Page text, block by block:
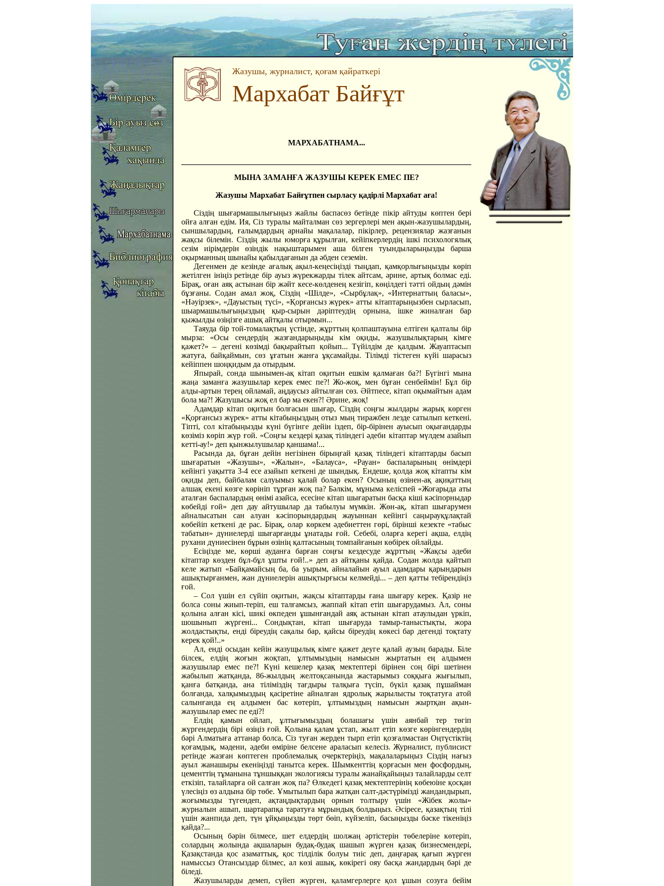
Жазушы, журналист, қоғам қайраткері
Мархабат Байғұт
МАРХАБАТНАМА...
МЫНА ЗАМАНҒА ЖАЗУШЫ КЕРЕК ЕМЕС ПЕ?
Жазушы Мархабат Байғұтпен сырласу қадірлі Мархабат аға!
Сіздің шығармашылығыңыз жайлы баспасөз бетінде пікір айтуды көптен бері
ойға алған едім. Ия, Сіз туралы майталман сөз зергерлері мен ақын-жазушылардың,
сыншылардың, ғалымдардың арнайы мақалалар, пікірлер, рецензиялар жазғанын
жақсы білемін. Сіздің жылы юморға құрылған, кейіпкерлердің ішкі психологялық
сезім иірімдерін өзіндік нақыштарымен аша білген туындыларыңызды барша
оқырманның шынайы қабылдағанын да әбден сеземін.
Дегенмен де кезінде ағалық ақыл-кеңесіңізді тыңдап, қамқорлығыңызды көріп
жетілген ініңіз ретінде бір ауыз жүрекжарды тілек айтсам, әрине, артық болмас еді.
Бірақ, оған аяқ астынан бір жәйт кесе-көлденең кезігіп, көңілдегі тәтті ойдың дәмін
бұзғаны. Содан амал жоқ, Сіздің «Шілде», «Сырбұлақ», «Интернаттың баласы»,
«Нәуірзек», «Дауыстың түсі», «Қорғансыз жүрек» атты кітаптарыңызбен сырласып,
шыармашылығыңыздың қыр-сырын дәріптеудің орнына, ішке жиналған бар
қыжылды өзіңізге ашық айтқалы отырмын...
Таяуда бір той-томалақтың үстінде, жұрттың қолпаштауына елтіген қалталы бір
мырза: «Осы сендердің жазғандарыңыды кім оқиды, жазушылықтарың кімге
қажет?» – дегені көзімді бақырайтып қойып... Түйілдім де қалдым. Жауаптасып
жатуға, байқаймын, сөз ұғатын жанға ұқсамайды. Тілімді тістеген күйі шарасыз
кейіппен шоңқидым да отырдым.
Япырай, сонда шынымен-ақ кітап оқитын ешкім қалмаған ба?! Бүгінгі мына
жаңа заманға жазушылар керек емес пе?! Жо-жоқ, мен бұған сенбеймін! Бұл бір
алды-артын терең ойламай, аңдаусыз айтылған сөз. Әйтпесе, кітап оқымайтын адам
бола ма?! Жазушысы жоқ ел бар ма екен?! Әрине, жоқ!
Адамдар кітап оқитын болғасын шығар, Сіздің соңғы жылдары жарық көрген
«Қорғансыз жүрек» атты кітабыңыздың отыз мың тиражбен лезде сатылып кеткені.
Тіпті, сол кітабыңызды күні бүгінге дейін іздеп, бір-бірінен ауысып оқығандарды
көзіміз көріп жүр ғой. «Соңғы кездері қазақ тіліндегі әдеби кітаптар мүлдем азайып
кетті-ау!» деп қынжылушылар қаншама!...
Расында да, бұған дейін негізінен бірыңғай қазақ тіліндегі кітаптарды басып
шығаратын «Жазушы», «Жалын», «Балауса», «Рауан» баспаларының өнімдері
кейінгі уақытта 3-4 есе азайып кеткені де шындық. Ендеше, қолда жоқ кітапты кім
оқиды деп, байбалам салуымыз қалай болар екен? Осының өзінен-ақ ақиқаттың
алшақ екені көзге көрініп тұрған жоқ па? Бәлкім, мұныма келіспей «Жоғарыда аты
аталған баспалардың өнімі азайса, есесіне кітап шығаратын басқа кіші кәсіпорныдар
көбейді ғой» деп дау айтушылар да табылуы мүмкін. Жөн-ақ, кітап шығарумен
айналысатын сан алуан кәсіпорындардың жауыннан кейінгі саңырауқұлақтай
көбейіп кеткені де рас. Бірақ, олар көркем әдебиеттен гөрі, бірінші кезекте «табыс
табатын» дүниелерді шығарғанды ұнатады ғой. Себебі, оларға керегі ақша, елдің
рухани дүниесінен бұрын өзінің қалтасының томпайғанын көбірек ойлайды.
Есіңізде ме, көрші ауданға барған соңғы кездесуде жұрттың «Жақсы әдеби
кітаптар көзден бұл-бұл ұшты ғой!..» деп аз айтқаны қайда. Содан жолда қайтып
келе жатып «Байқамайсың ба, ба уырым, айналайын ауыл адамдары қарындарын
ашықтырғанмен, жан дүниелерін ашықтырғысы келмейді... – деп қатты тебірендіңіз
ғой.
– Сол үшін ел сүйіп оқитын, жақсы кітаптарды ғана шығару керек. Қазір не
болса соны жиып-теріп, еш талғамсыз, жаппай кітап етіп шығарудамыз. Ал, соны
қолына алған кісі, шикі өкпеден ұшынғандай аяқ астынан кітап атаулыдан үркіп,
шошынып жүргені... Сондықтан, кітап шығаруда тамыр-таныстықты, жора
жолдастықты, енді біреудің сақалы бар, қайсы біреудің көкесі бар дегенді тоқтату
керек қой!..»
Ал, енді осыдан кейін жазущылық кімге қажет деуге қалай аузың барады. Біле
білсек, елдің жоғын жоқтап, ұлтымыздың намысын жыртатын ең алдымен
жазушылар емес пе?! Күні кешелер қазақ мектептері бірінен соң бірі шетінен
жабылып жатқанда, 86-жылдың желтоқсанында жастарымыз соққыға жығылып,
қанға батқанда, ана тіліміздің тағдыры талқыға түсіп, бүкіл қазақ пұшайман
болғанда, халқымыздың қасіретіне айналған ядролық жарылысты тоқтатуға атой
салынғанда ең алдымен бас көтеріп, ұлтымыздың намысын жыртқан ақын-
жазушылар емес пе еді?!
Елдің қамын ойлап, ұлтығымыздың болашағы үшін аянбай тер төгіп
жүргендердің бірі өзіңіз ғой. Қолына қалам ұстап, жылт етіп көзге көрінгендердің
бәрі Алматыға аттанар болса, Сіз туған жерден тырп етіп қозғалмастан Оңтүстіктің
қоғамдық, мәдени, әдеби өміріне белсене араласып келесіз. Журналист, публисист
ретінде жазған көптеген проблемалық очерктеріңіз, мақалаларыңыз Сіздің нағыз
ауыл жанашыры екеніңізді танытса керек. Шымкенттің қорғасын мен фосфордың,
цементтің тұманына тұншыққан экологиясы туралы жанайқайыңыз талайларды селт
еткізіп, талайларға ой салған жоқ па? Өлкедегі қазақ мектептерінің көбеюіне қосқан
үлесіңіз өз алдына бір төбе. Ұмытылып бара жатқан салт-дәстүрімізді жандандырып,
жоғымызды түгендеп, ақтаңдықтардың орнын толтыру үшін «Жібек жолы»
журналын ашып, шартарапқа таратуға мұрындық болдыңыз. Әсіресе, қазақтың тілі
үшін жанпида деп, түн ұйқыңызды төрт бөіп, күйзеліп, басыңызды бәске тікеніңіз
қайда?...
Осының бәрін білмесе, шет елдердің шолжаң әртістерін төбелеріне көтеріп,
солардың жолында ақшаларын будақ-будақ шашып жүрген қазақ бизнесмендері,
Қазақстанда қос азаматтық, қос тілділік болуы тиіс деп, даңғарақ қағып жүрген
намыссыз Отансыздар білмес, ал көзі ашық, көкірегі ояу басқа жандардың бәрі де
біледі.
Жазушыларды демеп, сүйеп жүрген, қаламгерлерге қол ұшын созуға бейім